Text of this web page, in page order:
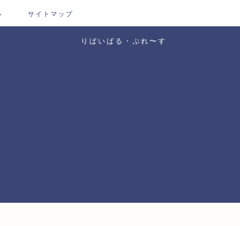
サイトマップ
りばいばる・ぷれ〜す